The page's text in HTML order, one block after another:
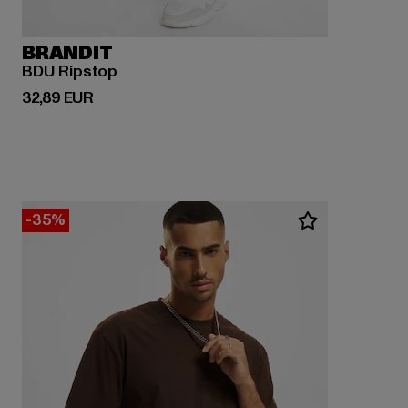
BRANDIT
BDU Ripstop
32,89 EUR
Derzeitiger Preis: 32,89 EUR
-35%